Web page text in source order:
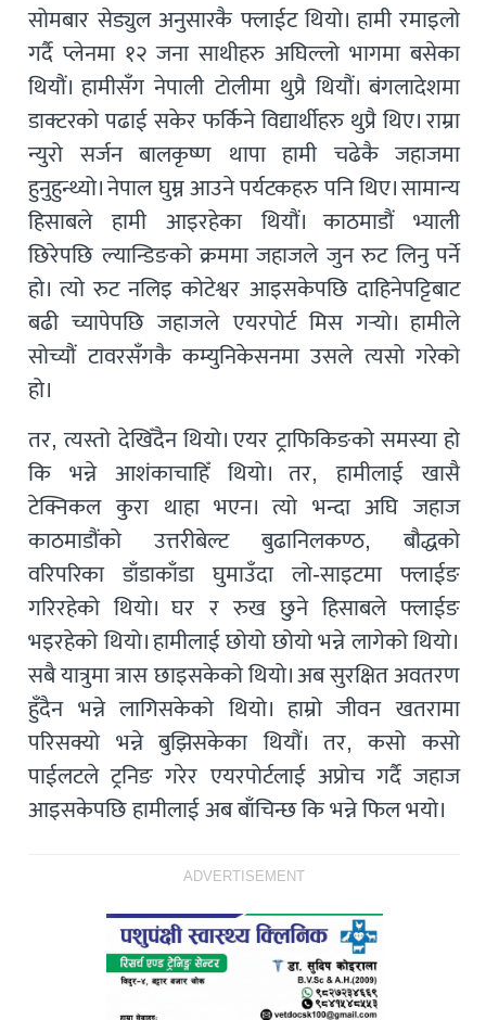
सोमबार सेड्युल अनुसारकै फ्लाईट थियो। हामी रमाइलो
गर्दै प्लेनमा १२ जना साथीहरु अघिल्लो भागमा बसेका
थियौं। हामीसँग नेपाली टोलीमा थुप्रै थियौं। बंगलादेशमा
डाक्टरको पढाई सकेर फर्किने विद्यार्थीहरु थुप्रै थिए। राम्रा
न्युरो सर्जन बालकृष्ण थापा हामी चढेकै जहाजमा
हुनुहुन्थ्यो। नेपाल घुम्न आउने पर्यटकहरु पनि थिए। सामान्य
हिसाबले हामी आइरहेका थियौं। काठमाडौं भ्याली
छिरेपछि ल्यान्डिङको क्रममा जहाजले जुन रुट लिनु पर्ने
हो। त्यो रुट नलिइ कोटेश्वर आइसकेपछि दाहिनेपट्टिबाट
बढी च्यापेपछि जहाजले एयरपोर्ट मिस गर्‍यो। हामीले
सोच्यौं टावरसँगकै कम्युनिकेसनमा उसले त्यसो गरेको
हो।
तर, त्यस्तो देखिँदैन थियो। एयर ट्राफिकिङको समस्या हो
कि भन्ने आशंकाचाहिँ थियो। तर, हामीलाई खासै
टेक्निकल कुरा थाहा भएन। त्यो भन्दा अघि जहाज
काठमाडौंको उत्तरीबेल्ट बुढानिलकण्ठ, बौद्धको
वरिपरिका डाँडाकाँडा घुमाउँदा लो-साइटमा फ्लाईङ
गरिरहेको थियो। घर र रुख छुने हिसाबले फ्लाईङ
भइरहेको थियो। हामीलाई छोयो छोयो भन्ने लागेको थियो।
सबै यात्रुमा त्रास छाइसकेको थियो। अब सुरक्षित अवतरण
हुँदैन भन्ने लागिसकेको थियो। हाम्रो जीवन खतरामा
परिसक्यो भन्ने बुझिसकेका थियौं। तर, कसो कसो
पाईलटले ट्रनिङ गरेर एयरपोर्टलाई अप्रोच गर्दै जहाज
आइसकेपछि हामीलाई अब बाँचिन्छ कि भन्ने फिल भयो।
ADVERTISEMENT